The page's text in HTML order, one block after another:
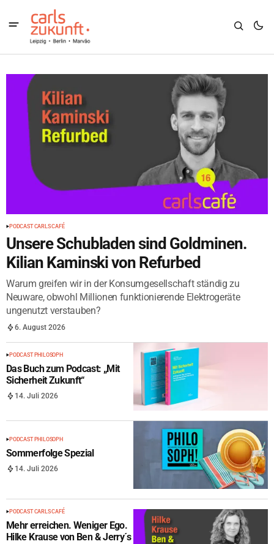
PODCAST CARLS CAFÉ
Mehr erreichen. Weniger Ego.
Hilke Krause von Ben & Jerry´s
PODCAST CARLS CAFÉ
Unsere Schubladen sind Goldminen.
Kilian Kaminski von Refurbed
Warum greifen wir in der Konsumgesellschaft ständig zu
Neuware, obwohl Millionen funktionierende Elektrogeräte
ungenutzt verstauben?
6. August 2026
PODCAST PHILOSOPH
Das Buch zum Podcast: „Mit
Sicherheit Zukunft“
14. Juli 2026
PODCAST PHILOSOPH
Sommerfolge Spezial
14. Juli 2026